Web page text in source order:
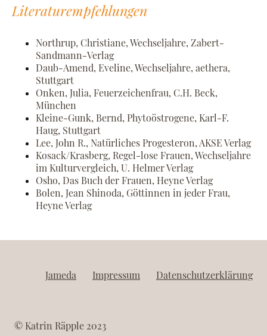
Literaturempfehlungen
Northrup, Christiane, Wechseljahre, Zabert-
Sandmann-Verlag
Daub-Amend, Eveline, Wechseljahre, aethera,
Stuttgart
Onken, Julia, Feuerzeichenfrau, C.H. Beck,
München
Kleine-Gunk, Bernd, Phytoöstrogene, Karl-F.
Haug, Stuttgart
Lee, John R., Natürliches Progesteron, AKSE Verlag
Kosack/Krasberg, Regel-lose Frauen, Wechseljahre
im Kulturvergleich, U. Helmer Verlag
Osho, Das Buch der Frauen, Heyne Verlag
Bolen, Jean Shinoda, Göttinnen in jeder Frau,
Heyne Verlag
Jameda Impressum Datenschutzerklärung
© Katrin Räpple 2023